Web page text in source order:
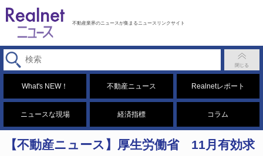
不動産業界のニュースが集まるニュースリンクサイト
What's NEW！ 不動産ニュース Realnetレポート
ニュースな現場 経済指標 コラム
【不動産ニュース】厚生労働省 11月有効求